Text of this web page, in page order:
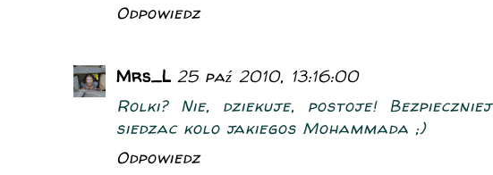
Odpowiedz
Mrs_L 25 paź 2010, 13:16:00
Rolki? Nie, dziekuje, postoje!
siedzac kolo jakiegos Mohammada ;)
Odpowiedz